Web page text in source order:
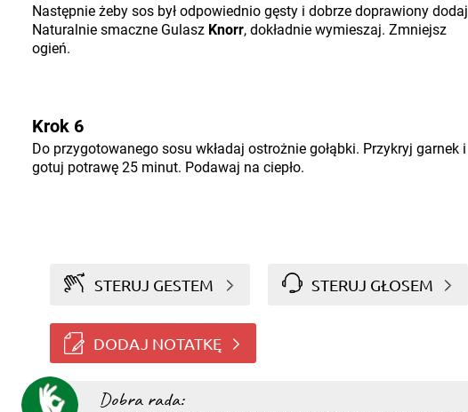
Następnie żeby sos był odpowiednio gęsty i dobrze doprawiony dodaj
Naturalnie smaczne Gulasz Knorr, dokładnie wymieszaj. Zmniejsz
ogień.
Krok 6
Do przygotowanego sosu wkładaj ostrożnie gołąbki. Przykryj garnek i
gotuj potrawę 25 minut. Podawaj na ciepło.
STERUJ GESTEM STERUJ GŁOSEM
DODAJ NOTATKĘ
Dobra rada: